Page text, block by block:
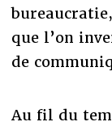
que l’on
de
Au fil du